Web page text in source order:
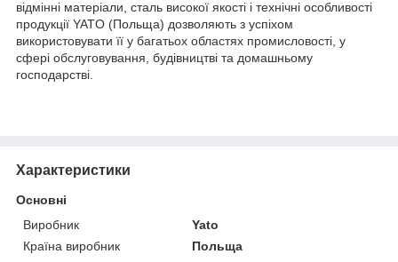
відмінні матеріали, сталь високої якості і технічні особливості
продукції YATO (Польща) дозволяють з успіхом
використовувати її у багатьох областях промисловості, у
сфері обслуговування, будівництві та домашньому
господарстві.
Характеристики
Основні
Виробник
Yato
Країна виробник
Польща